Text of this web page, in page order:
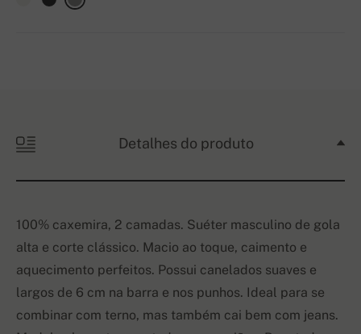
Detalhes do produto
100% caxemira, 2 camadas. Suéter masculino de gola
alta e corte clássico. Macio ao toque, caimento e
aquecimento perfeitos. Possui canelados suaves e
largos de 6 cm na barra e nos punhos. Ideal para se
combinar com terno, mas também cai bem com jeans.